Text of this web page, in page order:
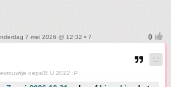
7 mei 2026 @ 12:32 • 7
oeps/B.U.2022 :P